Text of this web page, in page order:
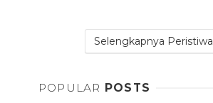
Selengkapnya Peristiwa
POPULAR POSTS